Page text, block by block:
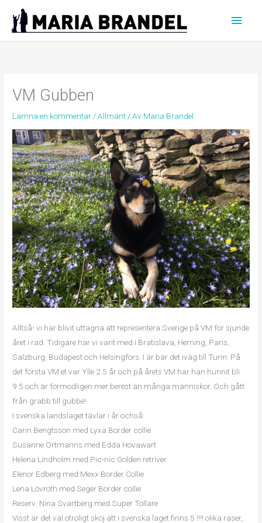
innehåll
VM Gubben
Lämna en kommentar /Allmänt / Av Maria Brandel
Alltså- vi har blivit uttagna att representera Sverige på VM för sjunde
året i rad. Tidigare har vi varit med i Bratislava, Herning, Paris,
Salzburg, Budapest och Helsingfors. I är bär det iväg till Turin. På
det första VM.et var Ylle 2.5 år och på årets VM har han hunnit bli
9.5 och är förmodligen mer berest än många människor. Och gått
från grabb till gubbe!
I svenska landslaget tävlar i år ochså:
Carin Bengtsson med Lyxa Border collie
Susanne Ortmanns med Edda Hovawart
Helena Lindholm med Pic-nic Golden retriver
Elenor Edberg med Mexx Border Collie
Lena Lövroth med Seger Border collie
Reserv: Nina Svartberg med Super Tollare
Visst är det väl otroligt skoj att i svenska laget finns 5 !!!! olika raser,